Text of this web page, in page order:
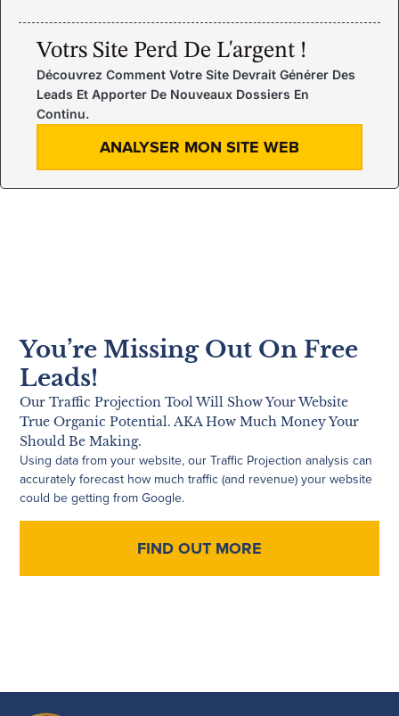
Votrs Site Perd De L'argent !
Découvrez Comment Votre Site Devrait Générer Des
Leads Et Apporter De Nouveaux Dossiers En
Continu.
ANALYSER MON SITE WEB
You’re Missing Out On Free
Leads!
Our Traffic Projection Tool Will Show Your Website
True Organic Potential. AKA How Much Money Your
Should Be Making.
Using data from your website, our Traffic Projection analysis can
accurately forecast how much traffic (and revenue) your website
could be getting from Google.
FIND OUT MORE